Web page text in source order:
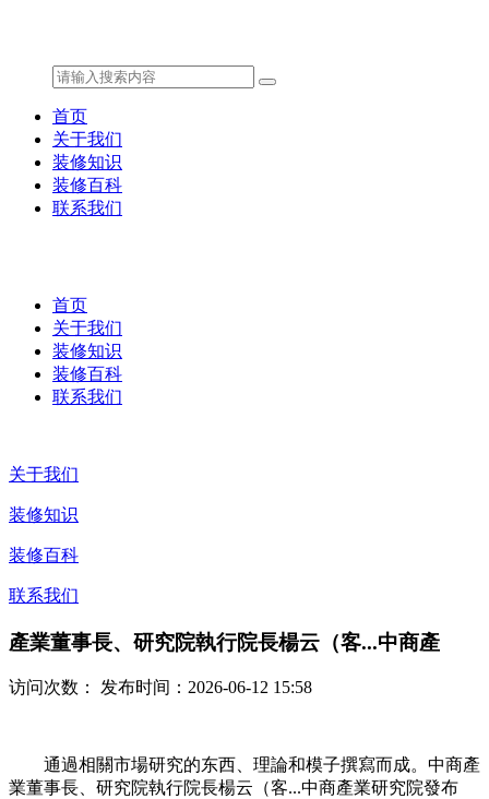
首页
关于我们
装修知识
装修百科
联系我们
首页
关于我们
装修知识
装修百科
联系我们
关于我们
装修知识
装修百科
联系我们
產業董事長、研究院執行院長楊云（客...中商產
访问次数： 发布时间：2026-06-12 15:58
通過相關市場研究的东西、理論和模子撰寫而成。中商產
業董事長、研究院執行院長楊云（客...中商產業研究院發布